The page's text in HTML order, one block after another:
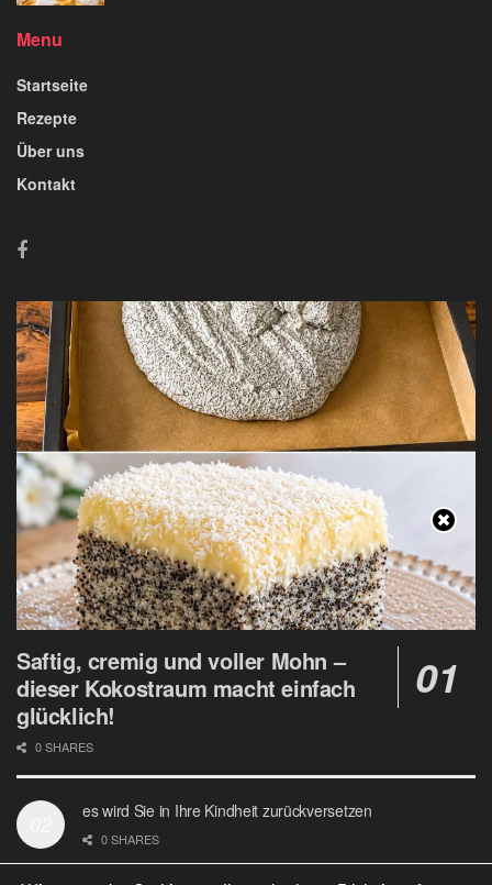
Menu
Startseite
Rezepte
Über uns
Kontakt
Saftig, cremig und voller Mohn –
dieser Kokostraum macht einfach
glücklich!
0 SHARES
es wird Sie in Ihre Kindheit zurückversetzen
0 SHARES